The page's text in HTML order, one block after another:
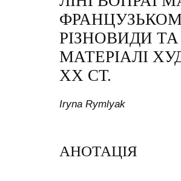
РІЗНОВИДИ
МАТЕРІАЛІ
XX СТ.
Iryna Rymlyak
АНОТАЦІЯ